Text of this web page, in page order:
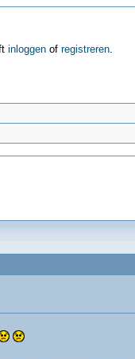
inloggenof registreren.